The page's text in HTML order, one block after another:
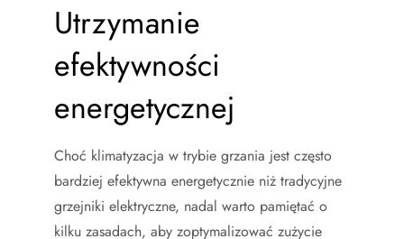
Utrzymanie
efektywności
energetycznej
Choć klimatyzacja w trybie grzania jest często
bardziej efektywna energetycznie niż tradycyjne
grzejniki elektryczne, nadal warto pamiętać o
kilku zasadach, aby zoptymalizować zużycie